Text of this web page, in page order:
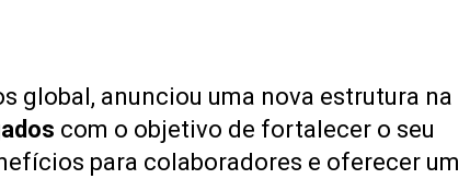
global, anunciou uma nova estrutura na
com o objetivo de fortalecer o seu
para colaboradores e oferecer um